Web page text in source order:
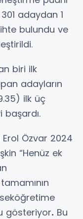
adaydan 1
bulundu ve
biri ilk
adayların
ilk üç
Erol Özvar 2024
“Henüz ek
gösteriyor. Bu